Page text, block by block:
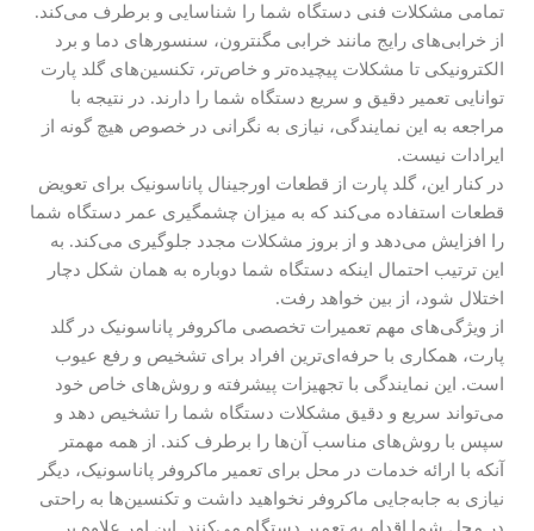
تمامی مشکلات فنی دستگاه شما را شناسایی و برطرف می‌کند.
از خرابی‌های رایج مانند خرابی مگنترون، سنسورهای دما و برد
الکترونیکی تا مشکلات پیچیده‌تر و خاص‌تر، تکنسین‌های گلد پارت
توانایی تعمیر دقیق و سریع دستگاه شما را دارند. در نتیجه با
مراجعه به این نمایندگی، نیازی به نگرانی در خصوص هیچ گونه از
ایرادات نیست.
در کنار این، گلد پارت از قطعات اورجینال پاناسونیک برای تعویض
قطعات استفاده می‌کند که به میزان چشمگیری عمر دستگاه شما
را افزایش می‌دهد و از بروز مشکلات مجدد جلوگیری می‌کند. به
این ترتیب احتمال اینکه دستگاه شما دوباره به همان شکل دچار
اختلال شود، از بین خواهد رفت.
از ویژگی‌های مهم تعمیرات تخصصی ماکروفر پاناسونیک در گلد
پارت، همکاری با حرفه‌ای‌ترین افراد برای تشخیص و رفع عیوب
است. این نمایندگی با تجهیزات پیشرفته و روش‌های خاص خود
می‌تواند سریع و دقیق مشکلات دستگاه شما را تشخیص دهد و
سپس با روش‌های مناسب آن‌ها را برطرف کند. از همه مهمتر
آنکه با ارائه خدمات در محل برای تعمیر ماکروفر پاناسونیک، دیگر
نیازی به جابه‌جایی ماکروفر نخواهید داشت و تکنسین‌ها به راحتی
در محل شما اقدام به تعمیر دستگاه می‌کنند. این امر علاوه بر